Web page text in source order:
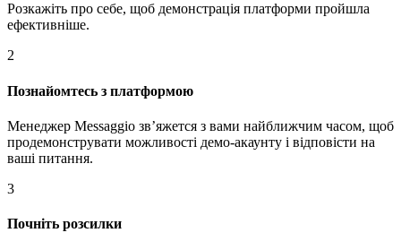
Розкажіть про себе, щоб демонстрація платформи пройшла
ефективніше.
2
Познайомтесь з платформою
Менеджер Messaggio звʼяжется з вами найближчим часом, щоб
продемонструвати можливості демо-акаунту і відповісти на
ваші питання.
3
Почніть розсилки